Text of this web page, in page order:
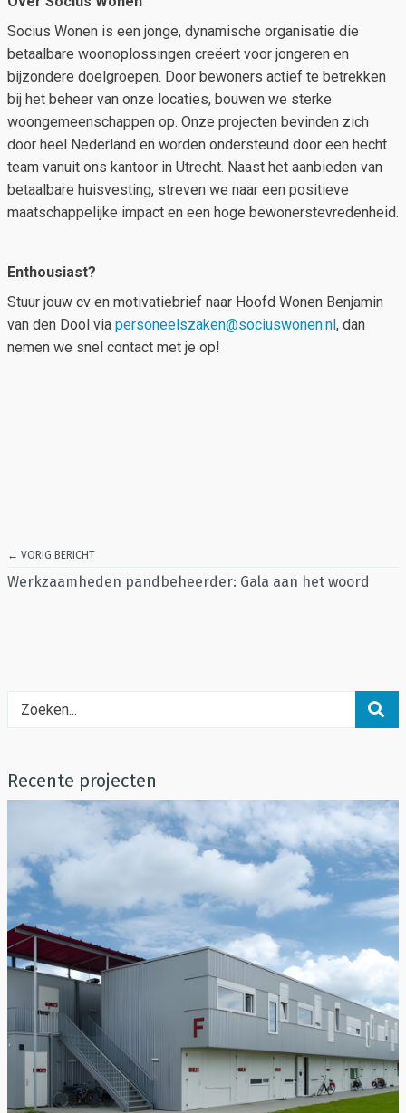
Socius Wonen is een jonge, dynamische organisatie die
betaalbare woonoplossingen creëert voor jongeren en
bijzondere doelgroepen. Door bewoners actief te betrekken
bij het beheer van onze locaties, bouwen we sterke
woongemeenschappen op. Onze projecten bevinden zich
door heel Nederland en worden ondersteund door een hecht
team vanuit ons kantoor in Utrecht. Naast het aanbieden van
betaalbare huisvesting, streven we naar een positieve
maatschappelijke impact en een hoge bewonerstevredenheid.
Enthousiast?
Stuur jouw cv en motivatiebrief naar Hoofd Wonen Benjamin
van den Dool via personeelszaken@sociuswonen.nl, dan
nemen we snel contact met je op!
← VORIG BERICHT
Werkzaamheden pandbeheerder: Gala aan het woord
Recente projecten